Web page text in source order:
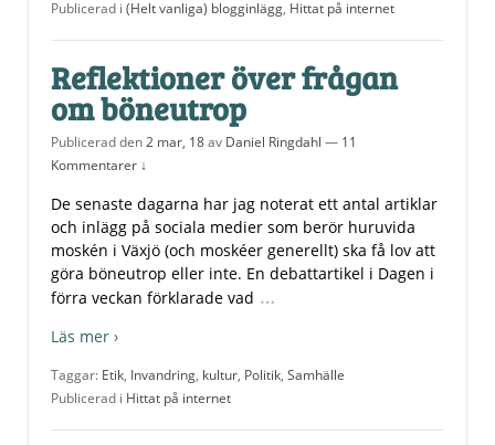
Publicerad i (Helt vanliga) blogginlägg, Hittat på internet
Reflektioner över frågan
om böneutrop
Publicerad den2 mar, 18av Daniel Ringdahl — 11
Kommentarer ↓
De senaste dagarna har jag noterat ett antal artiklar
och inlägg på sociala medier som berör huruvida
moskén i Växjö (och moskéer generellt) ska få lov att
göra böneutrop eller inte. En debattartikel i Dagen i
förra veckan förklarade vad …
Läs mer ›
Taggar: Etik, Invandring, kultur, Politik, Samhälle
Publicerad i Hittat på internet